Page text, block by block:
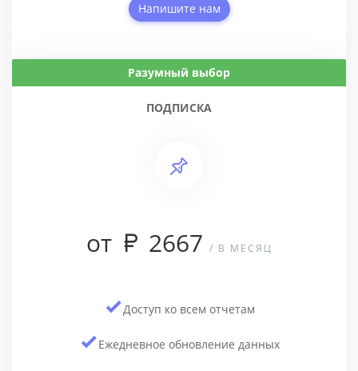
Напишите нам
Разумный выбор
ПОДПИСКА
от 2667 / В МЕСЯЦ
Доступ ко всем отчетам
Ежедневное обновление данных